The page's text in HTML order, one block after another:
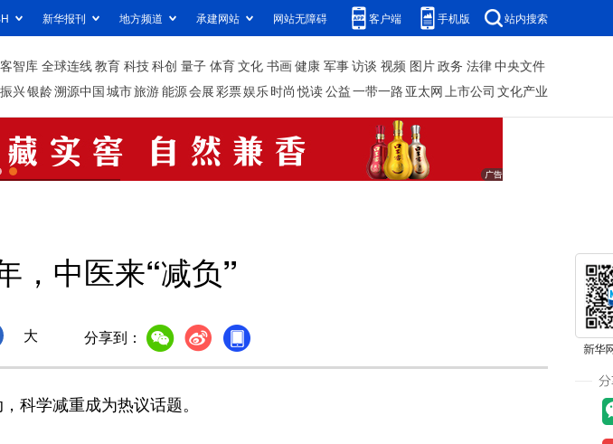
新华报刊 地方频道 承建网站 网站无障碍 客户端 手机版 站内搜索
智库 全球连线教育 科技科创 量子 体育文化 书画健康 军事访谈 视频 图片政务 法律中央文件
兴银龄溯源中国城市旅游能源会展彩票娱乐时尚 悦读公益一带一路 亚太网上市公司 文化产业
，中医来“减负”
大 分享到：
学减重成为热议话题。